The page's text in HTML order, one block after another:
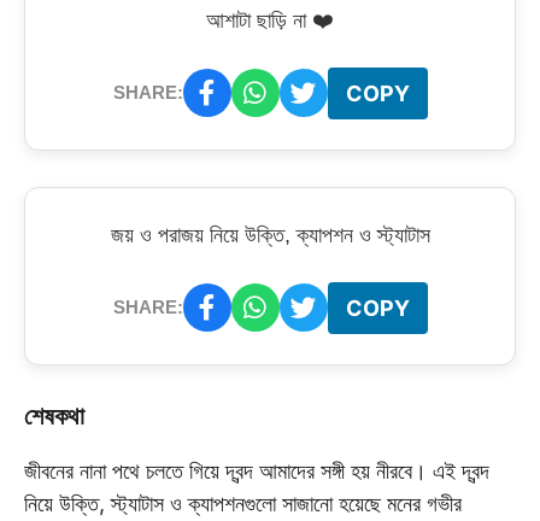
আশাটা ছাড়ি না ❤️
SHARE: COPY
জয় ও পরাজয় নিয়ে উক্তি, ক্যাপশন ও স্ট্যাটাস
SHARE: COPY
শেষকথা
জীবনের নানা পথে চলতে গিয়ে দ্বন্দ আমাদের সঙ্গী হয় নীরবে। এই দ্বন্দ
নিয়ে উক্তি, স্ট্যাটাস ও ক্যাপশনগুলো সাজানো হয়েছে মনের গভীর